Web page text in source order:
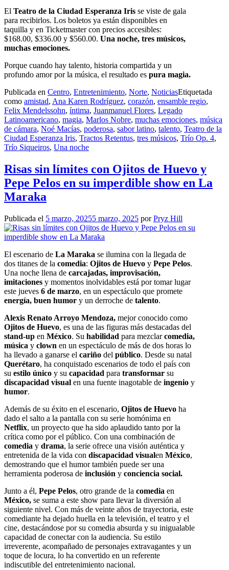
El Teatro de la Ciudad Esperanza Iris se viste de gala
para recibirlos. Los boletos ya están disponibles en
taquilla y en Ticketmaster con precios accesibles:
$168.00, $336.00 y $560.00. Una noche, tres músicos,
muchas emociones.
Porque cuando hay talento, historia compartida y un
profundo amor por la música, el resultado es pura magia.
Publicada en Centro, Entretenimiento, Norte, NoticiasEtiquetada
como amistad, Ana Karen Rodríguez, corazón, ensamble regio,
Felix Mendelssohn, íntima, Juanmanuel Flores, Legado
Latinoamericano, magia, Marlos Nobre, muchas emociones, música
de cámara, Noé Macías, poderosa, sabor latino, talento, Teatro de la
Ciudad Esperanza Iris, Tractos Retentus, tres músicos, Trío Op. 4,
Trío Siqueiros, Una noche
Risas sin límites con Ojitos de Huevo y
Pepe Pelos en su imperdible show en La
Maraka
Publicada el 5 marzo, 20255 marzo, 2025 porPryz Hill
El escenario de La Maraka se ilumina con la llegada de
dos titanes de la comedia: Ojitos de Huevo y Pepe Pelos.
Una noche llena de carcajadas, improvisación,
imitaciones y momentos inolvidables está por tomar lugar
este jueves 6 de marzo, en un espectáculo que promete
energía, buen humor y un derroche de talento.
Alexis Renato Arroyo Mendoza, mejor conocido como
Ojitos de Huevo, es una de las figuras más destacadas del
stand-up en México. Su habilidad para mezclarcomedia,
música y clown en un espectáculo de más de dos horas lo
ha llevado a ganarse el cariño del público. Desde su natal
Querétaro, ha conquistado escenarios de todo el país con
su estilo único y su capacidad para transformar su
discapacidad visual en una fuente inagotable de ingenio y
humor.
Además de su éxito en el escenario, Ojitos de Huevo ha
dado el salto a la pantalla con su serie homónima en
Netflix, un proyecto que ha sido aplaudido tanto por la
crítica como por el público. Con una combinación de
comedia y drama, la serie ofrece una visión auténtica y
entretenida de la vida con discapacidad visualen México,
demostrando que el humor también puede ser una
herramienta poderosa de inclusión y conciencia social.
Junto a él, Pepe Pelos, otro grande de la comedia en
México, se suma a este show para llevar la diversión al
siguiente nivel. Con más de veinte años de trayectoria, este
comediante ha dejado huella en la televisión, el teatro y el
cine, destacándose por su comedia absurda y su inigualable
capacidad de conectar con la audiencia. Su estilo
irreverente, acompañado de personajes extravagantes y un
toque de locura, lo ha convertido en un referente
indiscutible del entretenimiento nacional.